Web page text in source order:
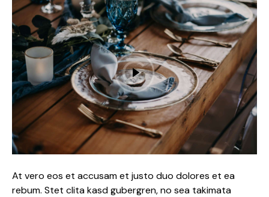
At vero eos et accusam et justo duo dolores et ea
rebum. Stet clita kasd gubergren, no sea takimata